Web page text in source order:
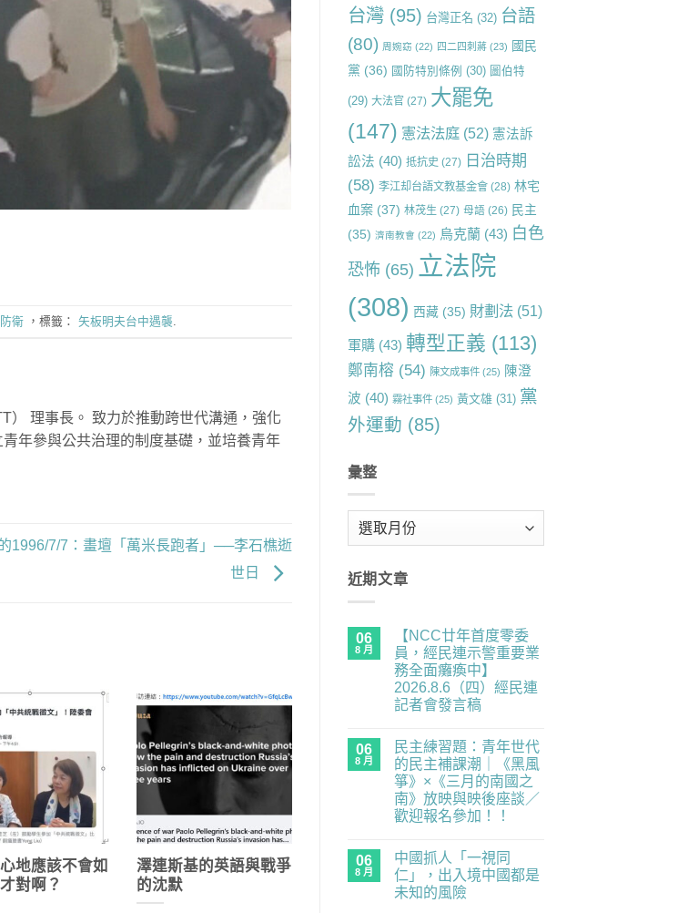
衛 ，標籤： 矢板明夫台中遇襲
） 理事長。 致力於推動跨世代溝通，強化
年參與公共治理的制度基礎，並培養青年
1996/7/7：畫壇「萬米長跑者」──李石樵逝
世日
地應該不會如
對啊？
澤連斯基的英語與戰爭
的沈默
台灣(95) 台灣正名 (32) 台語
(80) 周婉窈 (22) 四二四刺蔣(23) 國民
黨 (36) 國防特別條例 (30) 圖伯特
(29) 大法官(27) 大罷免
(147) 憲法法庭(52) 憲法訴
訟法 (40) 抵抗史 (27) 日治時期
(58) 李江却台語文教基金會(28) 林宅
血案(37) 林茂生 (27) 母語(26) 民主
(35) 濟南教會 (22) 烏克蘭(43) 白色
恐怖 (65) 立法院
(308) 西藏(35) 財劃法(51)
軍購(43) 轉型正義 (113)
鄭南榕 (54) 陳文成事件(25) 陳澄
波 (40) 霧社事件(25) 黃文雄(31) 黨
外運動 (85)
彙整
近期文章
06
8 月
【NCC廿年首度零委
員，經民連示警重要業
務全面癱瘓中】
2026.8.6（四）經民連
記者會發言稿
廿
年
首
度
零
委
員，
連
示
警
重
要
留
言
06
8 月
民主練習題：青年世代
的民主補課潮｜《黑風
箏》×《三月的南國之
南》放映與映後座談／
歡迎報名參加！！
主
練
習
題：
留
言
06
8 月
中國抓人「一視同
仁」，出入境中國都是
未知的風險